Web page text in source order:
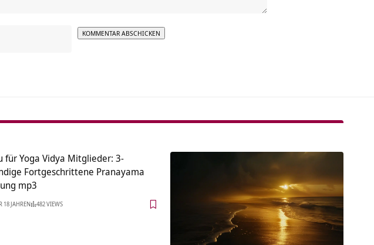
für Yoga Vidya Mitglieder: 3-
Fortgeschrittene Pranayama
mp3
18 JAHREN 482 VIEWS